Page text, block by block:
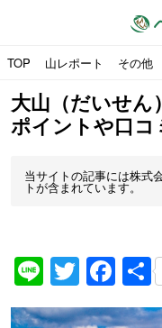
TOP 山レポート その他
大山（だいせん
ポイントや口コ
当サイトの記事には株式
トが含まれています。
Line